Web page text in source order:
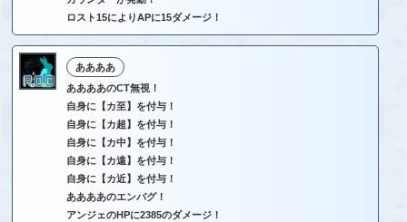
ロスト15によりAPに15ダメージ！
ああああ
ああああのCT無視！
自身に【カ至】を付与！
自身に【カ超】を付与！
自身に【カ中】を付与！
自身に【カ遠】を付与！
自身に【カ近】を付与！
ああああのエンバグ！
アンジェのHPに2385のダメージ！